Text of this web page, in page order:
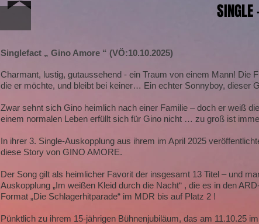
Singlefact „ Gino Amore “ (VÖ:10.10.2025)
Charmant, lustig, gutaussehend - ein Traum von einem Mann! Die
die er möchte, und bleibt bei keiner… Ein echter Sonnyboy, dieser
Zwar sehnt sich Gino heimlich nach einer Familie – doch er weiß
einem normalen Leben erfüllt sich für Gino nicht … zu groß ist
In ihrer 3. Single-Auskopplung aus ihrem im April 2025
diese Story von GINO AMORE.
Der Song gilt als heimlicher Favorit der insgesamt 13 Titel – und
Auskopplung „Im weißen Kleid durch die Nacht“ , die es in den
Format „Die Schlagerhitparade“ im MDR bis auf Platz 2 !
Pünktlich zu ihrem 15-jährigen Bühnenjubiläum, das am 11.10.25